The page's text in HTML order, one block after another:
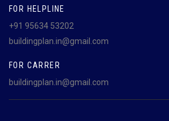
FOR HELPLINE
+91 95634 53202
buildingplan.in@gmail.com
FOR CARRER
buildingplan.in@gmail.com